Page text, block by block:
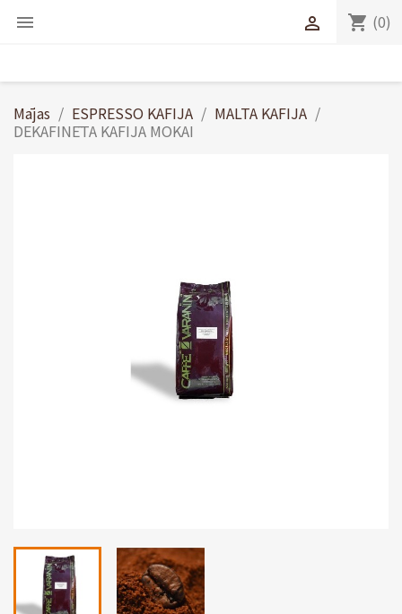
 shopping_cart (0)

Mājas ESPRESSO KAFIJA
MALTA KAFIJA
DEKAFINĒTA KAFIJA MOKAI